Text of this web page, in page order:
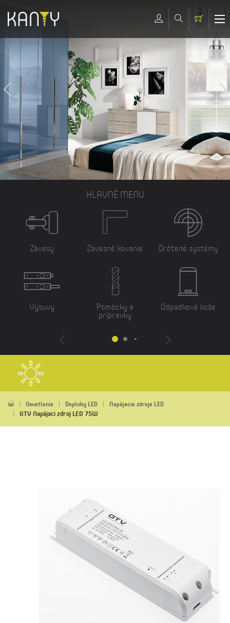
HLAVNÉ MENU
Závesy
Výsuvy
Závesné kovanie
Pomôcky a
prípravky
Drôtené systémy
Odpadkové koše
Osvetlenie Doplnky LED Napájacie zdroje LED
GTV Napájaci zdroj LED 75W